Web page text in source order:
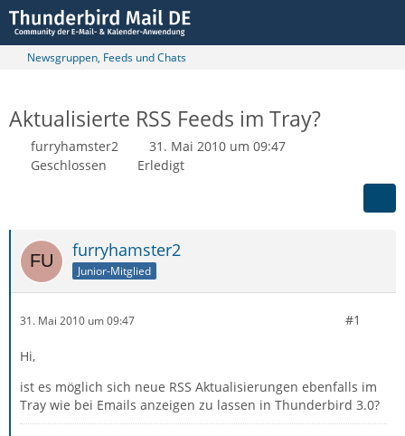
Newsgruppen, Feeds und Chats
Aktualisierte RSS Feeds im Tray?
furryhamster2
31. Mai 2010 um 09:47
Geschlossen
Erledigt
furryhamster2
Junior-Mitglied
31. Mai 2010 um 09:47 #1
Hi,
ist es möglich sich neue RSS Aktualisierungen ebenfalls im
Tray wie bei Emails anzeigen zu lassen in Thunderbird 3.0?